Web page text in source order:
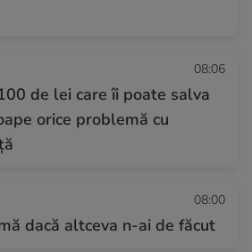
08:06
de lei care îi poate salva
orice problemă cu
08:00
dacă altceva n-ai de făcut